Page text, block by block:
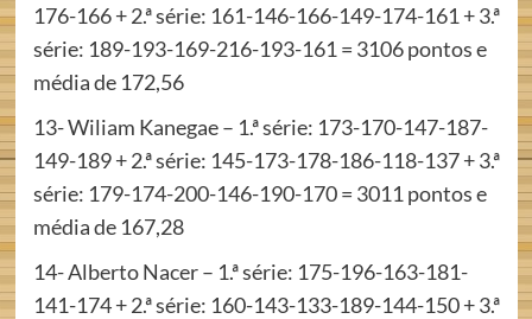
176-166 + 2.ª série: 161-146-166-149-174-161 + 3.ª
série: 189-193-169-216-193-161 = 3106 pontos e
média de 172,56
13- Wiliam Kanegae – 1.ª série: 173-170-147-187-
149-189 + 2.ª série: 145-173-178-186-118-137 + 3.ª
série: 179-174-200-146-190-170 = 3011 pontos e
média de 167,28
14- Alberto Nacer – 1.ª série: 175-196-163-181-
141-174 + 2.ª série: 160-143-133-189-144-150 + 3.ª